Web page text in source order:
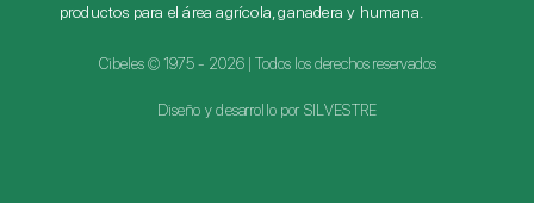
productos para el área agrícola, ganadera y humana.
Cibeles © 1975 - 2026 | Todos los derechos reservados
Diseño y desarrollo por SILVESTRE